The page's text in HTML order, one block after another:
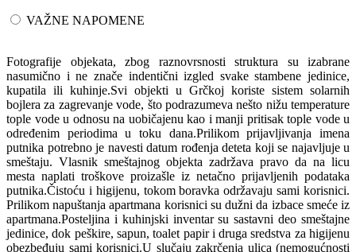
VAŽNE NAPOMENE
Fotografije objekata, zbog raznovrsnosti struktura su izabrane
nasumično i ne znače indentični izgled svake stambene jedinice,
kupatila ili kuhinje.Svi objekti u Grčkoj koriste sistem solarnih
bojlera za zagrevanje vode, što podrazumeva nešto nižu temperature
tople vode u odnosu na uobičajenu kao i manji pritisak tople vode u
određenim periodima u toku dana.Prilikom prijavljivanja imena
putnika potrebno je navesti datum rođenja deteta koji se najavljuje u
smeštaju. Vlasnik smeštajnog objekta zadržava pravo da na licu
mesta naplati troškove proizašle iz netačno prijavljenih podataka
putnika.Čistoću i higijenu, tokom boravka održavaju sami korisnici.
Prilikom napuštanja apartmana korisnici su dužni da izbace smeće iz
apartmana.Posteljina i kuhinjski inventar su sastavni deo smeštajne
jedinice, dok peškire, sapun, toalet papir i druga sredstva za higijenu
obezbeđuju sami korisnici.U slučaju zakrčenja ulica (nemogućnosti